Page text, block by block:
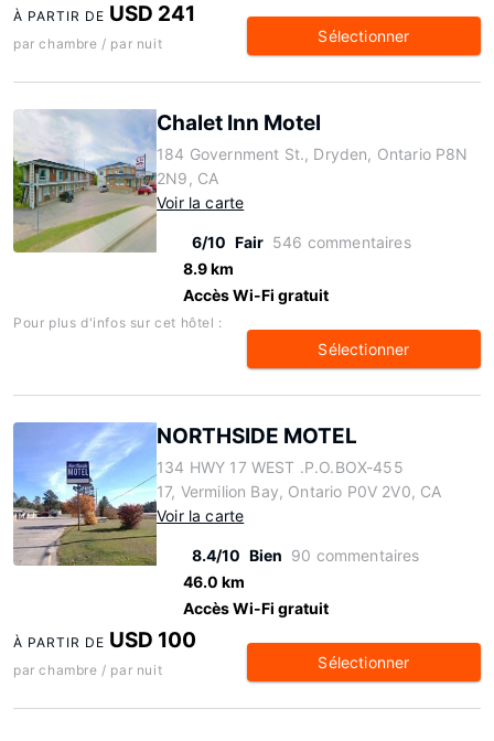
À PARTIR DE USD 241
par chambre / par nuit Sélectionner
Chalet Inn Motel
184 Government St., Dryden, Ontario P8N
2N9, CA
Voir la carte
6/10 Fair 546 commentaires
8.9 km
Accès Wi-Fi gratuit
Pour plus d'infos sur cet hôtel :
Sélectionner
NORTHSIDE MOTEL
134 HWY 17 WEST .P.O.BOX-455
17, Vermilion Bay, Ontario P0V 2V0, CA
Voir la carte
8.4/10 Bien 90 commentaires
46.0 km
Accès Wi-Fi gratuit
À PARTIR DE USD 100
par chambre / par nuit Sélectionner